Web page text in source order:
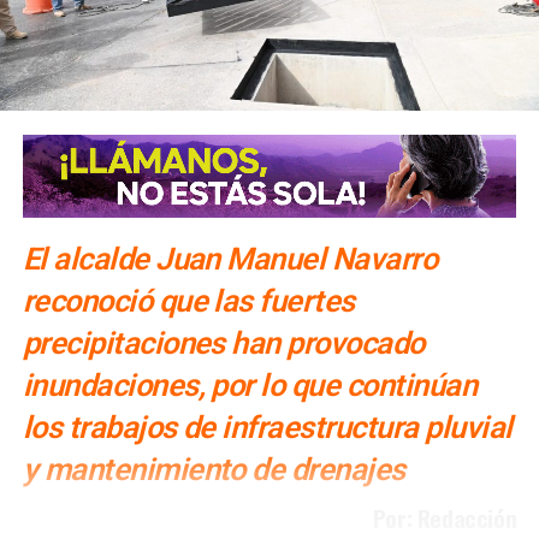
El alcalde Juan Manuel Navarro
reconoció que las fuertes
precipitaciones han provocado
inundaciones, por lo que continúan
los trabajos de infraestructura pluvial
y mantenimiento de drenajes